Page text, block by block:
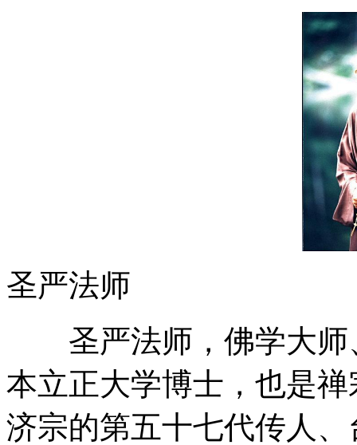
圣严法师
圣严法师，佛学大师
本立正大学博士，也是
济宗的第五十七代传人